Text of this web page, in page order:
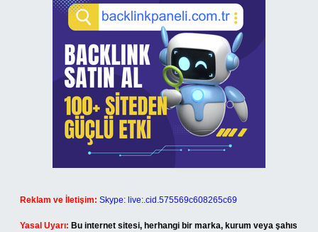
Reklam ve İletişim: Skype: live:.cid.575569c608265c69
Yasal Uyarı: Bu internet sitesi, herhangi bir marka, kurum veya şahıs